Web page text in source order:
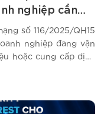
nghiệp cần
số 116/2025/QH15
nghiệp đang vận
hoặc cung cấp dịch